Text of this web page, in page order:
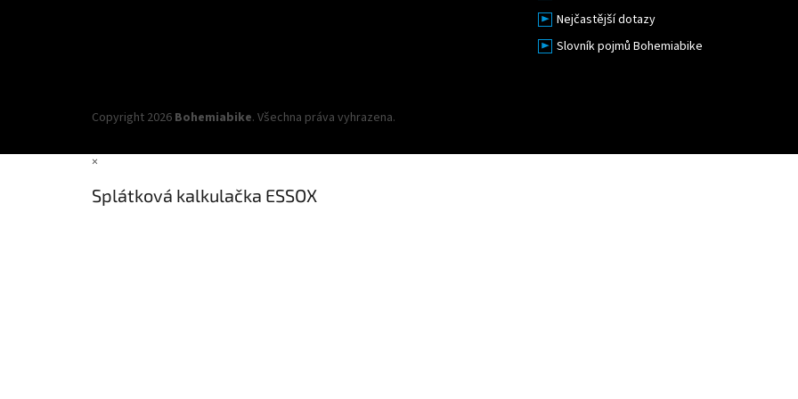
Nejčastější dotazy
Slovník pojmů Bohemiabike
Copyright 2026 Bohemiabike. Všechna práva vyhrazena.
×
Splátková kalkulačka ESSOX